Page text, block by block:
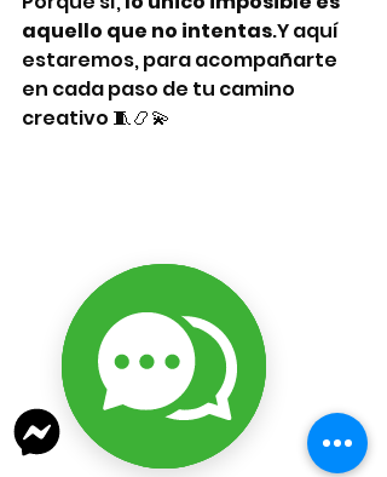
aquello que no intentas.Y aquí
estaremos, para acompañarte
en cada paso de tu camino
creativo 🧵📿💫